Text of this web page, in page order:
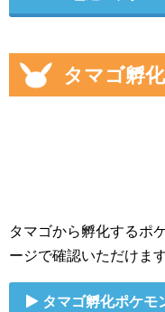
タマゴ孵
タマゴから孵化するポ
ージで確認いただけます
タマゴ孵化ポケモ